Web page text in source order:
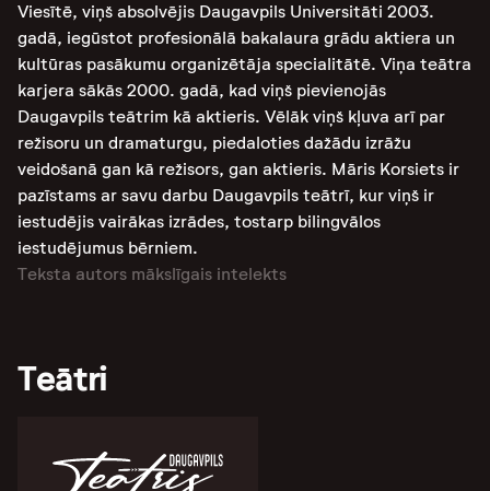
Viesītē, viņš absolvējis Daugavpils Universitāti 2003.
gadā, iegūstot profesionālā bakalaura grādu aktiera un
kultūras pasākumu organizētāja specialitātē. Viņa teātra
karjera sākās 2000. gadā, kad viņš pievienojās
Daugavpils teātrim kā aktieris. Vēlāk viņš kļuva arī par
režisoru un dramaturgu, piedaloties dažādu izrāžu
veidošanā gan kā režisors, gan aktieris. Māris Korsiets ir
pazīstams ar savu darbu Daugavpils teātrī, kur viņš ir
iestudējis vairākas izrādes, tostarp bilingvālos
iestudējumus bērniem​.
Teksta autors mākslīgais intelekts
Teātri